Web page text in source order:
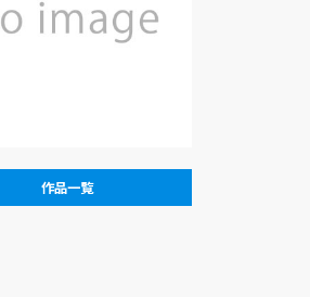
作品一覧